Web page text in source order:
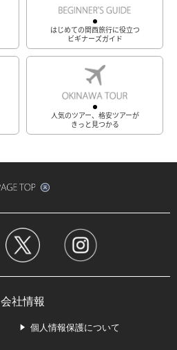
はじめての関西旅行に役立つ
ビギナーズガイド
人気のツアー、格安ツアーが
きっと見つかる
会社情報
個人情報保護について